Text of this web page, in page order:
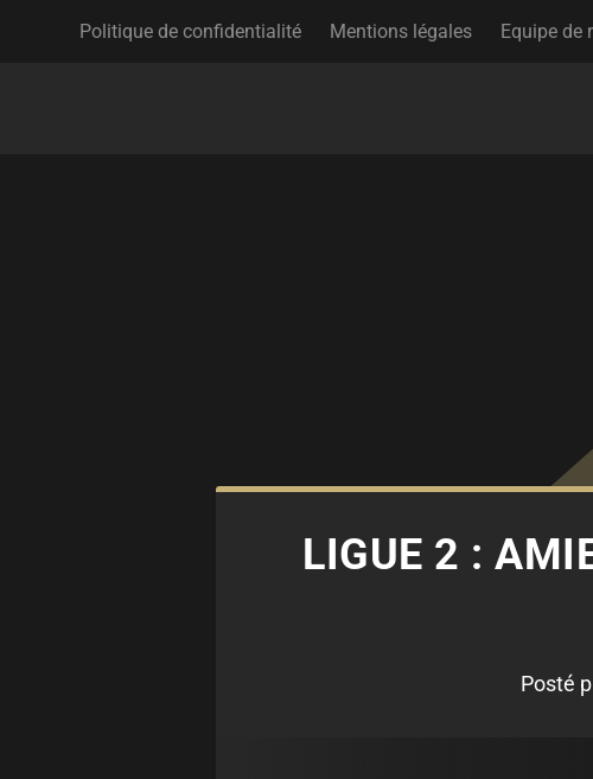
Politique de confidentialité Mentions légales Equipe de
LIGUE 2 :
Posté